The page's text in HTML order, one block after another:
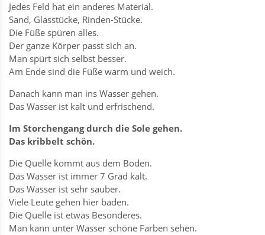
Jedes Feld hat ein anderes Material.
Sand, Glasstücke, Rinden-Stücke.
Die Füße spüren alles.
Der ganze Körper passt sich an.
Man spürt sich selbst besser.
Am Ende sind die Füße warm und weich.
Danach kann man ins Wasser gehen.
Das Wasser ist kalt und erfrischend.
Im Storchengang durch die Sole gehen.
Das kribbelt schön.
Die Quelle kommt aus dem Boden.
Das Wasser ist immer 7 Grad kalt.
Das Wasser ist sehr sauber.
Viele Leute gehen hier baden.
Die Quelle ist etwas Besonderes.
Man kann unter Wasser schöne Farben sehen.